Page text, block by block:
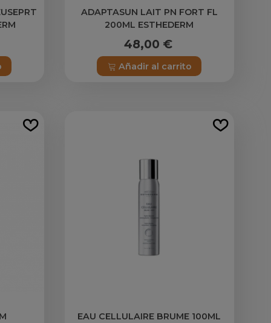
ADAPTASUN LAIT PN FORT FL
200ML ESTHEDERM
48,00 €
Añadir al carrito
EAU CELLULAIRE BRUME 100ML